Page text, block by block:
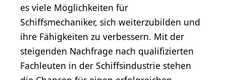
es viele Möglichkeiten für
Schiffsmechaniker, sich weiterzubilden und
ihre Fähigkeiten zu verbessern. Mit der
steigenden Nachfrage nach qualifizierten
Fachleuten in der Schiffsindustrie stehen